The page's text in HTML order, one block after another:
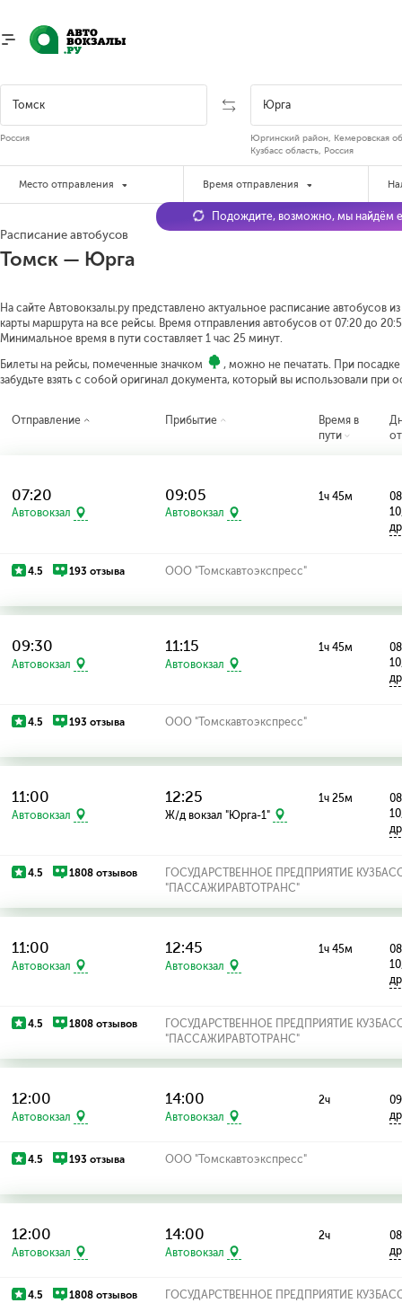
Россия
Юргинский район, Кемеровская
Кузбасс область, Россия
Место отправления Время отправления
Расписание автобусов
Томск — Юрга
На сайте Автовокзалы.ру представлено актуальное расписание автобусов
карты маршрута на все рейсы. Время отправления автобусов от 07:20 до
Минимальное время в пути составляет 1 час 25 минут.
Билеты на рейсы, помеченные значком
, можно не печатать. При
забудьте взять с собой оригинал документа, который вы использовали при
Подождите, возможно, мы найдём
Отправление Прибытие
Время в
пути
07:20
Автовокзал
09:05
Автовокзал
1ч 45м
4.5 193 отзыва ООО "Томскавтоэкспресс"
09:30
Автовокзал
11:15
Автовокзал
1ч 45м
4.5 193 отзыва ООО "Томскавтоэкспресс"
11:00
Автовокзал
12:25
Ж/д вокзал "Юрга-1"
1ч 25м
4.5 1808 отзывов
ГОСУДАРСТВЕННОЕ ПРЕДПРИЯТИЕ
"ПАССАЖИРАВТОТРАНС"
11:00
Автовокзал
12:45
Автовокзал
1ч 45м
4.5 1808 отзывов
ГОСУДАРСТВЕННОЕ ПРЕДПРИЯТИЕ
"ПАССАЖИРАВТОТРАНС"
12:00
Автовокзал
14:00
Автовокзал
2ч
4.5 193 отзыва ООО "Томскавтоэкспресс"
12:00
Автовокзал
14:00
Автовокзал
2ч
4.5 1808 отзывов
ГОСУДАРСТВЕННОЕ ПРЕДПРИЯТИЕ